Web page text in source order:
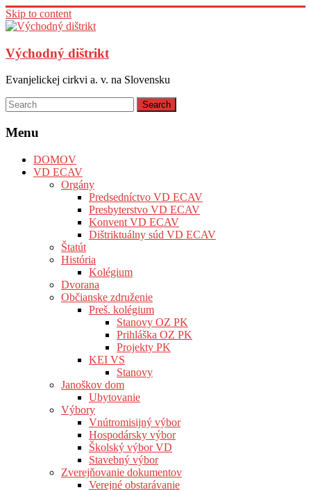
Skip to content
Východný dištrikt
Evanjelickej cirkvi a. v. na Slovensku
Menu
DOMOV
VD ECAV
Orgány
Predsedníctvo VD ECAV
Presbyterstvo VD ECAV
Konvent VD ECAV
Dištriktuálny súd VD ECAV
Štatút
História
Kolégium
Dvorana
Občianske združenie
Preš. kolégium
Stanovy OZ PK
Prihláška OZ PK
Projekty PK
KEI VS
Stanovy
Janoškov dom
Ubytovanie
Výbory
Vnútromisijný výbor
Hospodársky výbor
Školský výbor VD
Stavebný výbor
Zverejňovanie dokumentov
Verejné obstarávanie